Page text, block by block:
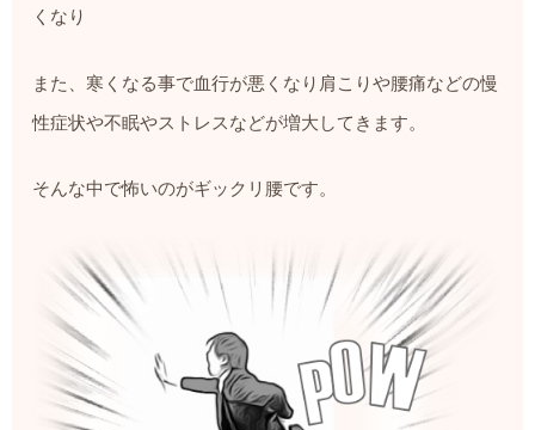
くなり
また、寒くなる事で血行が悪くなり肩こりや腰痛などの慢
性症状や不眠やストレスなどが増大してきます。
そんな中で怖いのがギックリ腰です。